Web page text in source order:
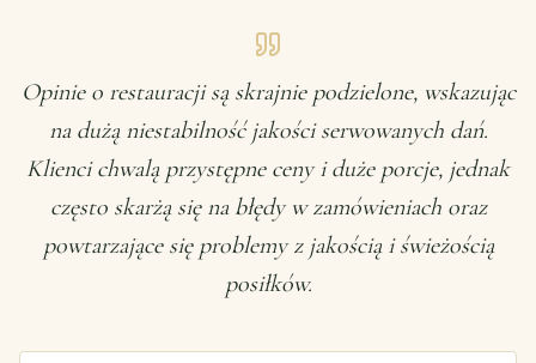
Opinie o restauracji są skrajnie podzielone, wskazując
na dużą niestabilność jakości serwowanych dań.
Klienci chwalą przystępne ceny i duże porcje, jednak
często skarżą się na błędy w zamówieniach oraz
powtarzające się problemy z jakością i świeżością
posiłków.